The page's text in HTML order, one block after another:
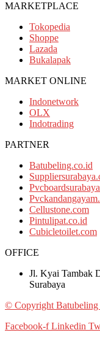
MARKETPLACE
Tokopedia
Shoppe
Lazada
Bukalapak
MARKET ONLINE
Indonetwork
OLX
Indotrading
PARTNER
Batubeling.co.id
Cellustone.com
Pintulipat.co.id
Cubicletoilet.com
OFFICE
Jl. Kyai Tambak
Surabaya
© Copyright
Facebook-f Linkedin